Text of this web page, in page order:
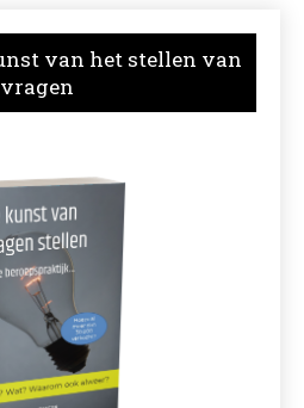
van het stellen van
vragen